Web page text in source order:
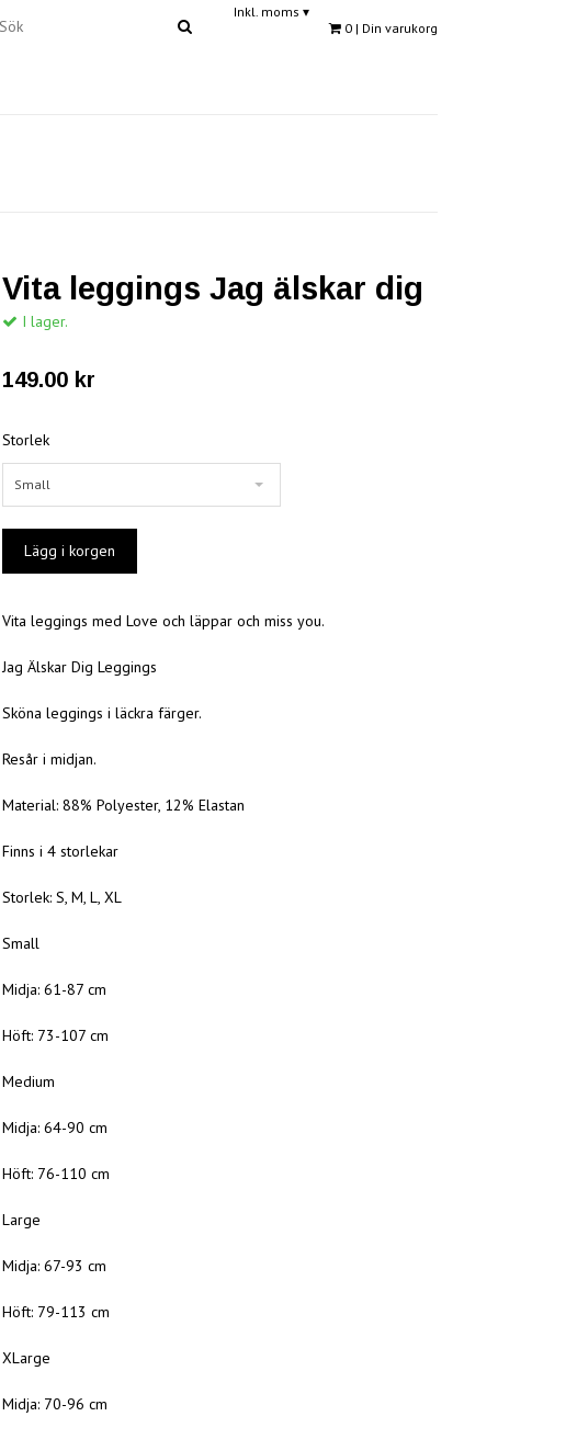
Inkl. moms ▾
0 | Din varukorg
Vita leggings Jag älskar dig
I lager.
149.00 kr
Storlek
Small
Vita leggings med Love och läppar och miss you.
Jag Älskar Dig Leggings
Sköna leggings i läckra färger.
Resår i midjan.
Material: 88% Polyester, 12% Elastan
Finns i 4 storlekar
Storlek: S, M, L, XL
Small
Midja: 61-87 cm
Höft: 73-107 cm
Medium
Midja: 64-90 cm
Höft: 76-110 cm
Large
Midja: 67-93 cm
Höft: 79-113 cm
XLarge
Midja: 70-96 cm